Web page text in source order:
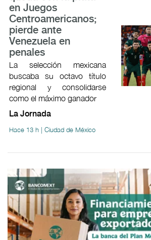
en Juegos
Centroamericanos;
pierde ante
Venezuela en
penales
La selección mexicana
buscaba su octavo título
regional y consolidarse
como el máximo ganador
La Jornada
Hace 13 h | Ciudad de México